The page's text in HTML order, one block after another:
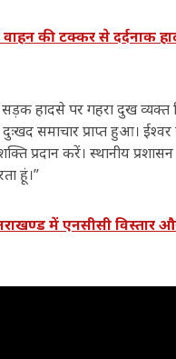
की टक्कर से दर्दनाक
हादसे पर गहरा दुख व्यक्त
दुःखद समाचार प्राप्त हुआ।
करें। स्थानीय प्रशासन
हूं।”
में एनसीसी विस्तार